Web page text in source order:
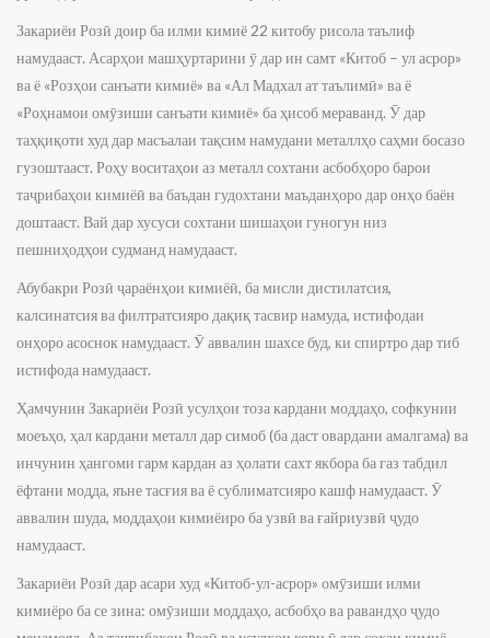
Закариёи Розӣ доир ба илми кимиё 22 китобу рисола таълиф
намудааст. Асарҳои машҳуртарини ӯ дар ин самт «Китоб – ул асрор»
ва ё «Розҳои санъати кимиё» ва «Ал Мадхал ат таълимӣ» ва ё
«Роҳнамои омӯзиши санъати кимиё» ба ҳисоб мераванд. Ӯ дар
таҳқиқоти худ дар масъалаи тақсим намудани металлҳо саҳми босазо
гузоштааст. Роҳу воситаҳои аз металл сохтани асбобҳоро барои
таҷрибаҳои кимиёӣ ва баъдан гудохтани маъданҳоро дар онҳо баён
доштааст. Вай дар хусуси сохтани шишаҳои гуногун низ
пешниҳодҳои судманд намудааст.
Абубакри Розӣ ҷараёнҳои кимиёӣ, ба мисли дистилатсия,
калсинатсия ва филтратсияро дақиқ тасвир намуда, истифодаи
онҳоро асоснок намудааст. Ӯ аввалин шахсе буд, ки спиртро дар тиб
истифода намудааст.
Ҳамчунин Закариёи Розӣ усулҳои тоза кардани моддаҳо, софкунии
моеъҳо, ҳал кардани металл дар симоб (ба даст овардани амалгама) ва
инчунин ҳангоми гарм кардан аз ҳолати сахт якбора ба газ табдил
ёфтани модда, яъне тасғия ва ё сублиматсияро кашф намудааст. Ӯ
аввалин шуда, моддаҳои кимиёиро ба узвӣ ва ғайриузвӣ ҷудо
намудааст.
Закариёи Розӣ дар асари худ «Китоб-ул-асрор» омӯзиши илми
кимиёро ба се зина: омӯзиши моддаҳо, асбобҳо ва равандҳо ҷудо